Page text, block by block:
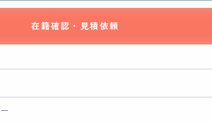
在籍確認・見積依頼